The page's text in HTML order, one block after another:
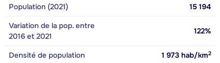
Population (2021)
15 194
Variation de la pop. entre
2016 et 2021
122%
Densité de population 1 973 hab/km2